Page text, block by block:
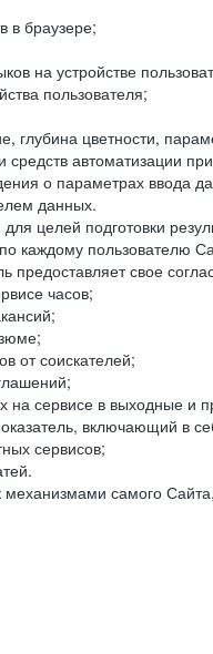
в браузере;
на устройстве
пользователя;
глубина цветности,
автоматизации
о параметрах ввода
данных.
целей подготовки
каждому пользователю
предоставляет свое
часов;
от соискателей;
на сервисе в выходные и
включающий в
сервисов;
самого